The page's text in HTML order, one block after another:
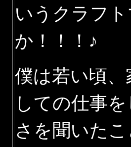
いうクラフ
か！！！♪
僕は若い頃
しての仕事
さを聞いた